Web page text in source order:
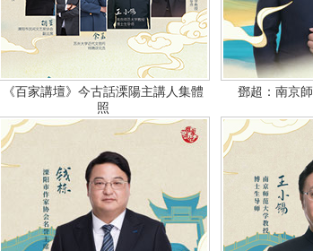
《百家講壇》今古話溧陽主講人集體
照
鄧超：南京